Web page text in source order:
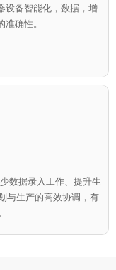
设备智能化，数据，增
确性。
数据录入工作、提升生
与生产的高效协调，有